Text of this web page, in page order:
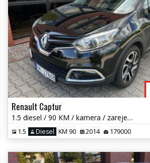
Renault Captur
1.5 diesel / 90 KM / kamera / zarejestrowany w PL / zadbany / zamiana
1.5 Diesel KM 90 2014 179000